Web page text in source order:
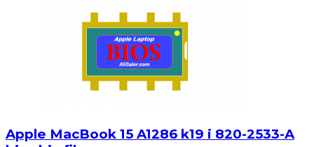
Apple MacBook 15 A1286 k19 i 820-2533-A